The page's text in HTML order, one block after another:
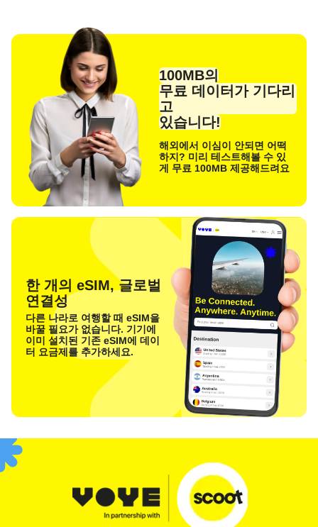
100MB의
무료 데이터가 기다리
고
있습니다!
해외에서 이심이 안되면 어떡
하지? 미리 테스트해볼 수 있
게 무료 100MB 제공해드려요
한 개의 eSIM, 글로벌
연결성
다른 나라로 여행할 때 eSIM을
바꿀 필요가 없습니다. 기기에
이미 설치된 기존 eSIM에 데이
터 요금제를 추가하세요.